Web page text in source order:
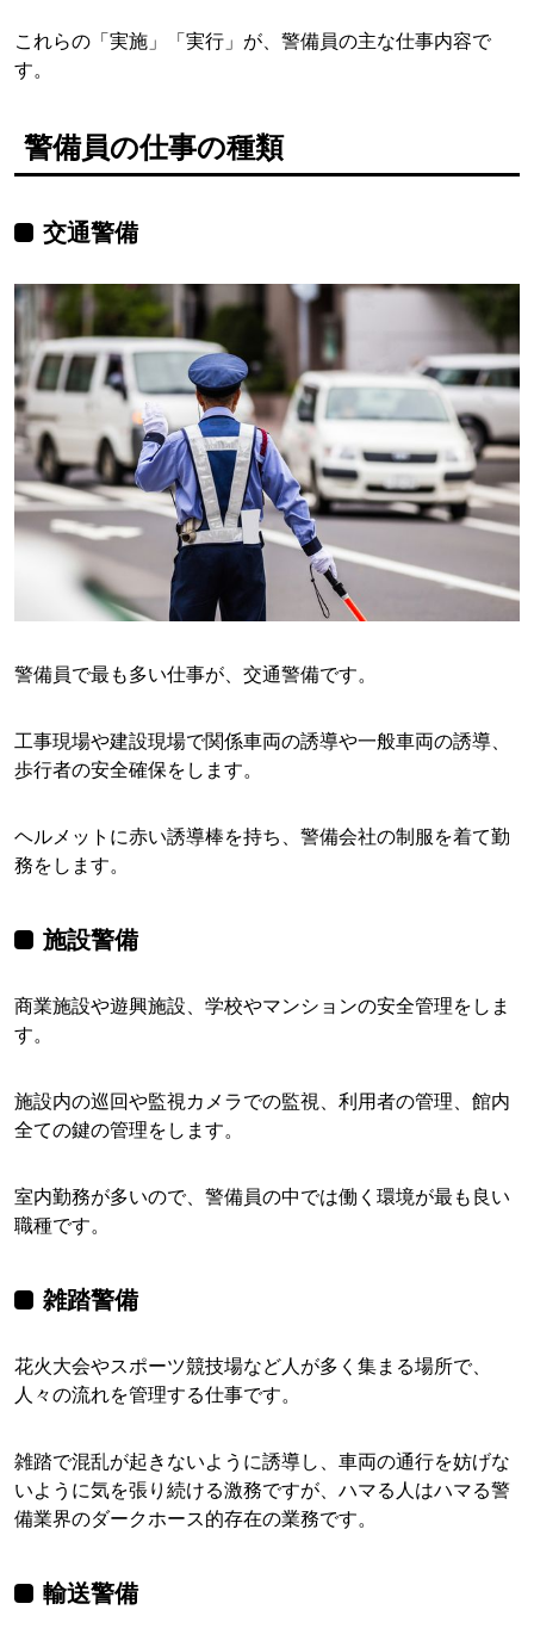
これらの「実施」「実行」が、警備員の主な仕事内容で
す。
警備員の仕事の種類
交通警備
警備員で最も多い仕事が、交通警備です。
工事現場や建設現場で関係車両の誘導や一般車両の誘導、
歩行者の安全確保をします。
ヘルメットに赤い誘導棒を持ち、警備会社の制服を着て勤
務をします。
施設警備
商業施設や遊興施設、学校やマンションの安全管理をしま
す。
施設内の巡回や監視カメラでの監視、利用者の管理、館内
全ての鍵の管理をします。
室内勤務が多いので、警備員の中では働く環境が最も良い
職種です。
雑踏警備
花火大会やスポーツ競技場など人が多く集まる場所で、
人々の流れを管理する仕事です。
雑踏で混乱が起きないように誘導し、車両の通行を妨げな
いように気を張り続ける激務ですが、ハマる人はハマる警
備業界のダークホース的存在の業務です。
輸送警備